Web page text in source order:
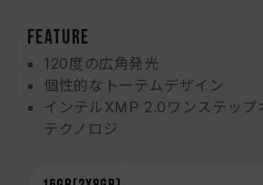
FEATURE
120度の広角発光
個性的なトーテムデザイン
インテルXMP 2.0ワンステップ
テクノロジ